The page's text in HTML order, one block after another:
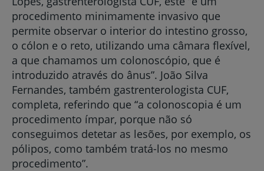
procedimento minimamente invasivo que
permite observar o interior do intestino grosso,
o cólon e o reto, utilizando uma câmara flexível,
a que chamamos um colonoscópio, que é
introduzido através do ânus”. João Silva
Fernandes, também gastrenterologista CUF,
completa, referindo que “a colonoscopia é um
procedimento ímpar, porque não só
conseguimos detetar as lesões, por exemplo, os
pólipos, como também tratá-los no mesmo
procedimento”.